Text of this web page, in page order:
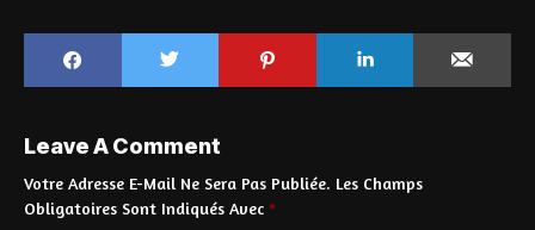
Leave A Comment
Votre Adresse E-Mail Ne Sera Pas Publiée. Les Champs
Obligatoires Sont Indiqués Avec *